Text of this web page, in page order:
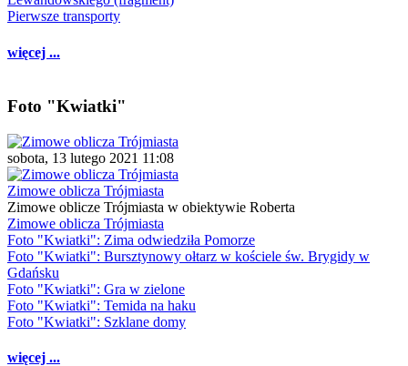
Pierwsze transporty
więcej ...
Foto "Kwiatki"
sobota, 13 lutego 2021 11:08
Zimowe oblicza Trójmiasta
Zimowe oblicze Trójmiasta w obiektywie Roberta
Zimowe oblicza Trójmiasta
Foto "Kwiatki": Zima odwiedziła Pomorze
Foto "Kwiatki": Bursztynowy ołtarz w kościele św. Brygidy w
Gdańsku
Foto "Kwiatki": Gra w zielone
Foto "Kwiatki": Temida na haku
Foto "Kwiatki": Szklane domy
więcej ...